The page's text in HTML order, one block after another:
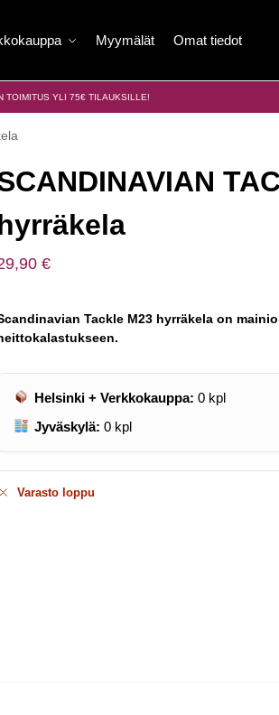
Myymälät Omat tiedot
TOIMITUS YLI 75€ TILAUKSILLE!
€
Tackle M23 hyrräkela on
Helsinki + Verkkokauppa: 0 kpl
Jyväskylä: 0 kpl
Varasto loppu